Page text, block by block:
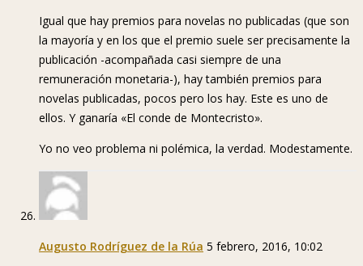
Igual que hay premios para novelas no publicadas (que son
la mayoría y en los que el premio suele ser precisamente la
publicación -acompañada casi siempre de una
remuneración monetaria-), hay también premios para
novelas publicadas, pocos pero los hay. Este es uno de
ellos. Y ganaría «El conde de Montecristo».
Yo no veo problema ni polémica, la verdad. Modestamente.
Augusto Rodríguez de la Rúa 5 febrero, 2016, 10:02